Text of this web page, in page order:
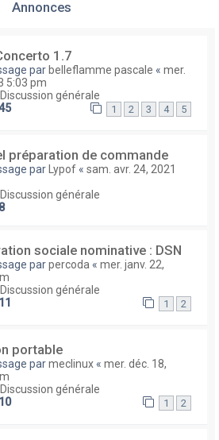
Annonces
1.7
par belleflamme pascale « mer.
5:03 pm
Discussion générale
1 2 3 4 5
préparation de commande
par Lypof « sam. avr. 24, 2021
Discussion générale
8
sociale nominative : DSN
parpercoda « mer. janv. 22,
Discussion générale
11 1 2
portable
parmeclinux « mer. déc. 18,
Discussion générale
10 1 2